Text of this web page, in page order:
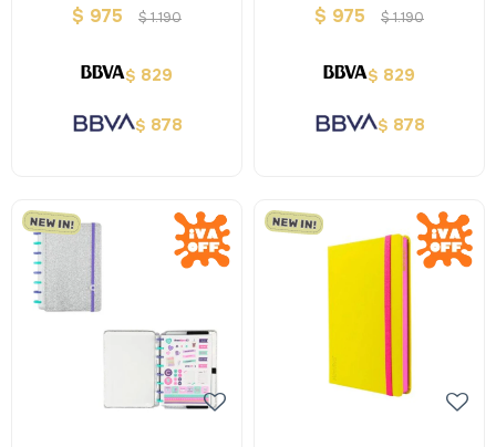
Pastel A5
$ 975 $1.190
$ 829
$ 878
Glitter Ocean Blue A5
$ 975 $1.190
$ 829
$ 878